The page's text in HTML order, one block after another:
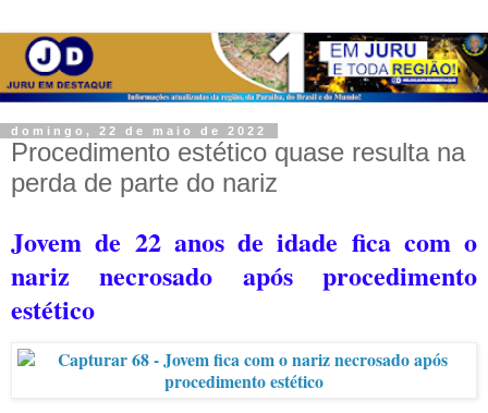
domingo, 22 de maio de 2022
Procedimento estético quase resulta na
perda de parte do nariz
Jovem de 22 anos de idade fica com o
nariz necrosado após procedimento
estético